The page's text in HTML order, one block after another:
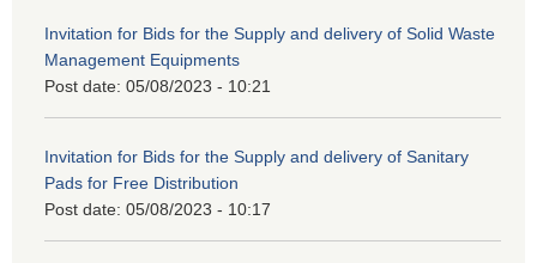
Invitation for Bids for the Supply and delivery of Solid Waste
Management Equipments
Post date: 05/08/2023 - 10:21
Invitation for Bids for the Supply and delivery of Sanitary
Pads for Free Distribution
Post date: 05/08/2023 - 10:17